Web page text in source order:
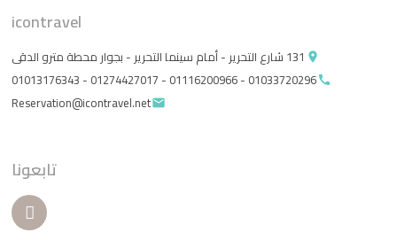
icontravel
place
call
01033720296 - 01116200966 - 01274427017 - 01013176343
email
Reservation@icontravel.net
تابعونا